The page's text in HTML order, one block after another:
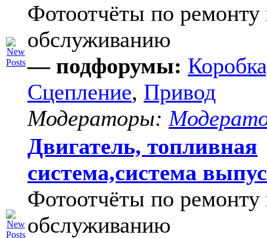
Фотоотчёты по ремонту
обслуживанию
— подфорумы:
Сцепление, Привод
Модераторы:
Двигатель, топливная
система,система
Фотоотчёты по ремонту
обслуживанию